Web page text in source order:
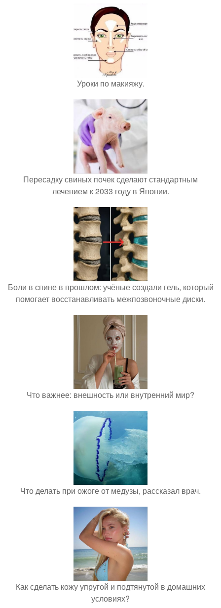
Уроки по макияжу.
Пересадку свиных почек сделают стандартным
лечением к 2033 году в Японии.
Боли в спине в прошлом: учёные создали гель, который
помогает восстанавливать межпозвоночные диски.
Что важнее: внешность или внутренний мир?
Что делать при ожоге от медузы, рассказал врач.
Как сделать кожу упругой и подтянутой в домашних
условиях?